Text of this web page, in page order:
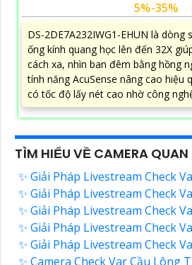
CAMERA WIFI 6 DAHUA
5%-35%
Camera WiFi 6 DaHua DH-H5AS là
quét 355° trong nhà 5MP hỗ trợ Wi-